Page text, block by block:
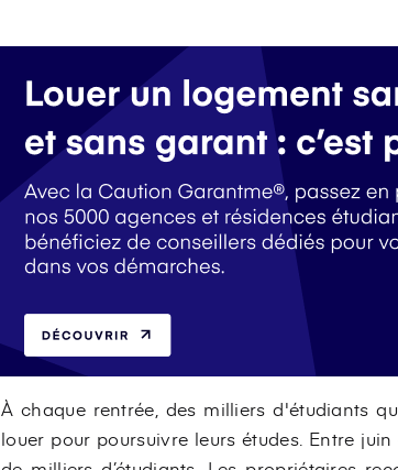
À chaque rentrée, des milliers d'étudiants
louer pour poursuivre leurs études. Entre